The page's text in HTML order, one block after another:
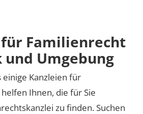
Familienrecht
und Umgebung
Kanzleien für
Ihnen, die für Sie
zu finden. Suchen